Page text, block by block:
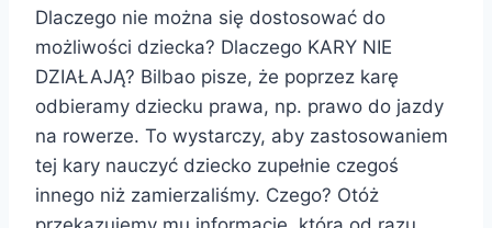
Dlaczego nie można się dostosować do
możliwości dziecka? Dlaczego KARY NIE
DZIAŁAJĄ? Bilbao pisze, że poprzez karę
odbieramy dziecku prawa, np. prawo do jazdy
na rowerze. To wystarczy, aby zastosowaniem
tej kary nauczyć dziecko zupełnie czegoś
innego niż zamierzaliśmy. Czego? Otóż